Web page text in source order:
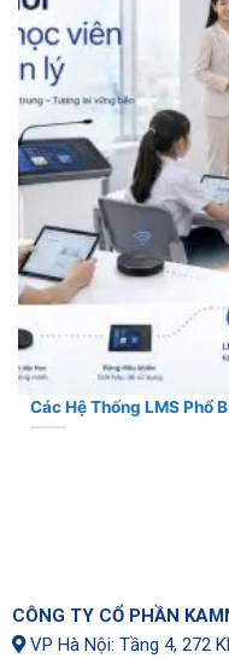
Các Hệ Thống LMS Phổ
CÔNG TY CỔ PHẦN
VP Hà Nội: Tầng 4, 272